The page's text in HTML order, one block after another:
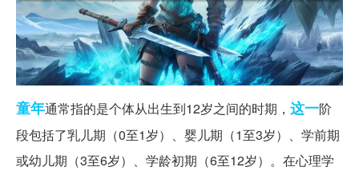
童年通常指的是个体从出生到12岁之间的时期， 这一阶
段包括了乳儿期（0至1岁）、婴儿期（1至3岁）、学前期
或幼儿期（3至6岁）、学龄初期（6至12岁）。在心理学